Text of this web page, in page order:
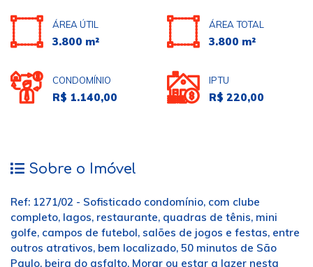
ÁREA ÚTIL
3.800 m²
ÁREA TOTAL
3.800 m²
CONDOMÍNIO
R$ 1.140,00
IPTU
R$ 220,00
Sobre o Imóvel
Ref: 1271/02 - Sofisticado condomínio, com clube
completo, lagos, restaurante, quadras de tênis, mini
golfe, campos de futebol, salões de jogos e festas, entre
outros atrativos, bem localizado, 50 minutos de São
Paulo, beira do asfalto. Morar ou estar a lazer nesta